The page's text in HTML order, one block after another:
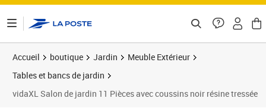
Accueil boutique Jardin
Meuble Extérieur
Tables et bancs de jardin
vidaXL Salon de jardin 11 Pièces avec coussins noir résine tressée